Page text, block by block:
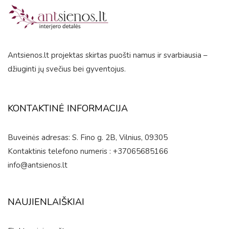
5
Antsienos.lt projektas skirtas puošti namus ir svarbiausia –
džiuginti jų svečius bei gyventojus.
KONTAKTINĖ INFORMACIJA
Buveinės adresas: S. Fino g. 2B, Vilnius, 09305
Kontaktinis telefono numeris : +37065685166
info@antsienos.lt
NAUJIENLAIŠKIAI